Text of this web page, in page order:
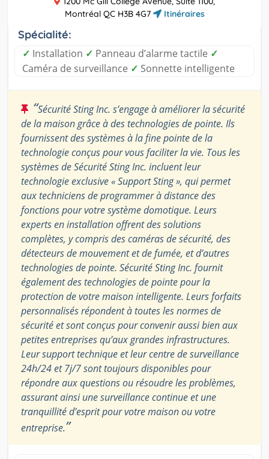
Montréal QC H3B 4G7
Itinéraires
Spécialité:
✓ Installation ✓ Panneau d’alarme tactile ✓
Caméra de surveillance ✓ Sonnette intelligente
“Sécurité Sting Inc. s’engage à améliorer la sécurité
de la maison grâce à des technologies de pointe. Ils
fournissent des systèmes à la fine pointe de la
technologie conçus pour vous faciliter la vie. Tous les
systèmes de Sécurité Sting Inc. incluent leur
technologie exclusive « Support Sting », qui permet
aux techniciens de programmer à distance des
fonctions pour votre système domotique. Leurs
experts en installation offrent des solutions
complètes, y compris des caméras de sécurité, des
détecteurs de mouvement et de fumée, et d’autres
technologies de pointe. Sécurité Sting Inc. fournit
également des technologies de pointe pour la
protection de votre maison intelligente. Leurs forfaits
personnalisés répondent à toutes les normes de
sécurité et sont conçus pour convenir aussi bien aux
petites entreprises qu’aux grandes infrastructures.
Leur support technique et leur centre de surveillance
24h/24 et 7j/7 sont toujours disponibles pour
répondre aux questions ou résoudre les problèmes,
assurant ainsi une surveillance continue et une
tranquillité d’esprit pour votre maison ou votre
entreprise.”